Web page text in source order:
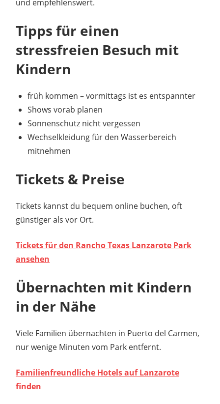
und empfehlenswert.
Tipps für einen
stressfreien Besuch mit
Kindern
früh kommen – vormittags ist es entspannter
Shows vorab planen
Sonnenschutz nicht vergessen
Wechselkleidung für den Wasserbereich
mitnehmen
Tickets & Preise
Tickets kannst du bequem online buchen, oft
günstiger als vor Ort.
Tickets für den Rancho Texas Lanzarote Park
ansehen
Übernachten mit Kindern
in der Nähe
Viele Familien übernachten in Puerto del Carmen,
nur wenige Minuten vom Park entfernt.
Familienfreundliche Hotels auf Lanzarote
finden